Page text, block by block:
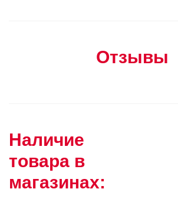
Отзывы
Наличие
товара в
магазинах: